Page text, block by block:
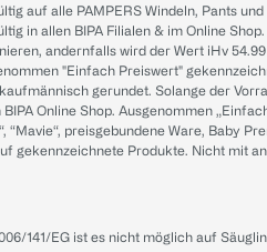
auf alle PAMPERS Windeln, Pants
in allen BIPA Filialen & im Online
andernfalls wird der Wert iHv
"Einfach Preiswert"
gerundet. Solange der
BIPA Online Shop. Ausgenommen
“Mavie“, preisgebundene Ware,
gekennzeichnete Produkte. Nicht mit
141/EG ist es nicht möglich auf